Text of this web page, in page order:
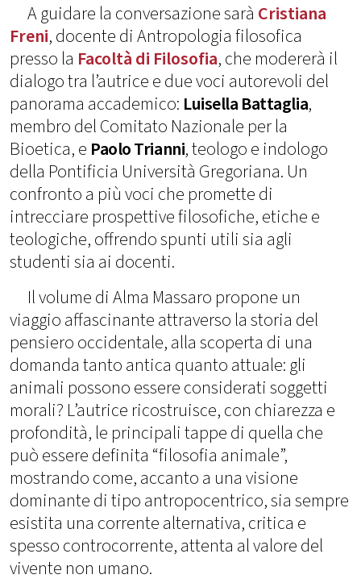
A guidare la conversazione sarà Cristiana
Freni, docente di Antropologia filosofica
presso la Facoltà di Filosofia, che modererà il
dialogo tra l’autrice e due voci autorevoli del
panorama accademico: Luisella Battaglia,
membro del Comitato Nazionale per la
Bioetica, e Paolo Trianni, teologo e indologo
della Pontificia Università Gregoriana. Un
confronto a più voci che promette di
intrecciare prospettive filosofiche, etiche e
teologiche, offrendo spunti utili sia agli
studenti sia ai docenti.
Il volume di Alma Massaro propone un
viaggio affascinante attraverso la storia del
pensiero occidentale, alla scoperta di una
domanda tanto antica quanto attuale: gli
animali possono essere considerati soggetti
morali? L’autrice ricostruisce, con chiarezza e
profondità, le principali tappe di quella che
può essere definita “filosofia animale”,
mostrando come, accanto a una visione
dominante di tipo antropocentrico, sia sempre
esistita una corrente alternativa, critica e
spesso controcorrente, attenta al valore del
vivente non umano.